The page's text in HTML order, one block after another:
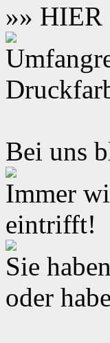
»»
Bei uns
Immer
eintrifft!
Sie
oder